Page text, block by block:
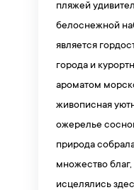
пляжей
белоснежной
является
города и
ароматом
живописная
ожерелье
природа
множество
исцелялись